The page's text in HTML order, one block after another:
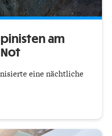
am
eine nächtliche